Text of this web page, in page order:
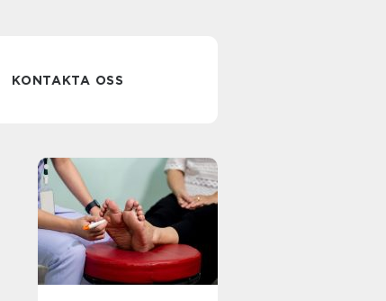
KONTAKTA OSS